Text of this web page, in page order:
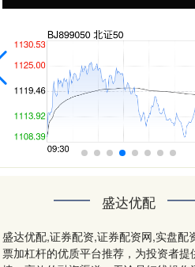
盛达优配
盛达优配,证券配资,证券配资网,实盘配
票加杠杆的优质平台推荐，为投资者提